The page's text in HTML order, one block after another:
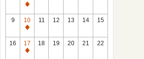
休
館
日
9
10
休
館
日
11 12 13 14 15
16
17
休
18 19 20 21 22